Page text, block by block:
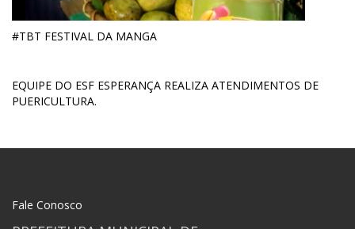
#TBT FESTIVAL DA MANGA
EQUIPE DO ESF ESPERANÇA REALIZA ATENDIMENTOS DE
PUERICULTURA.
Fale Conosco